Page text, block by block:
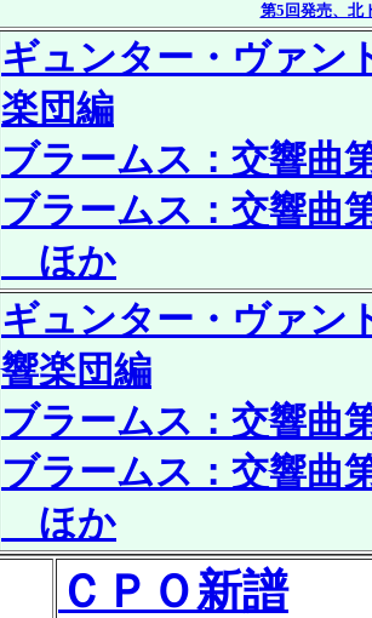
第5回発売、北
ギュンター・ヴァ
楽団編
ブラームス：交響曲
ブラームス：交響曲
ほか
ギュンター・ヴァ
響楽団編
ブラームス：交響曲
ブラームス：交響曲
ほか
ＣＰＯ新譜